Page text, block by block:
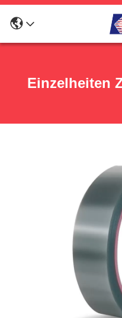
Einzelheiten